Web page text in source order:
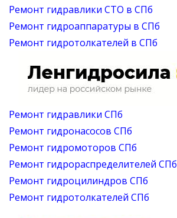
Ремонт гидравлики СТО в СПб
Ремонт гидроаппаратуры в СПб
Ремонт гидротолкателей в СПб
Ремонт гидравлики СПб
Ремонт гидронасосов СПб
Ремонт гидромоторов СПб
Ремонт гидрораспределителей СПб
Ремонт гидроцилиндров СПб
Ремонт гидротолкателей СПб